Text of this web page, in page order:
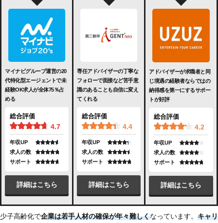
マイナビグループ運営の20
代特化型エージェントで未
経験OK求人が全体75％占
める
総合評価
4.7
年収UP
求人の数
サポート
詳細はこちら
専任アドバイザーの丁寧な
フォローで面接など苦手意
識のあることも自信に変え
てくれる
総合評価
4.4
年収UP
求人の数
サポート
詳細はこちら
アドバイザーが求職者と同
じ境遇の経験者ならではの
納得感を第一にするサポー
トが好評
総合評価
4.2
年収UP
求人の数
サポート
詳細はこちら
少子高齢化で企業は若手人材の確保が年々難しくなっています。 キャリ